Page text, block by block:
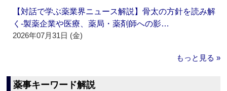
【対話で学ぶ薬業界ニュース解説】骨太の方針を読み解
く‐製薬企業や医療、薬局・薬剤師への影…
2026年07月31日 (金)
もっと見る »
薬事キーワード解説